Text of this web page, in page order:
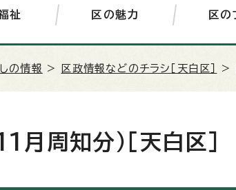
祉 区の魅力 区の
の情報 > 区政情報などのチラシ［天白区］ >
周知分）［天白区］